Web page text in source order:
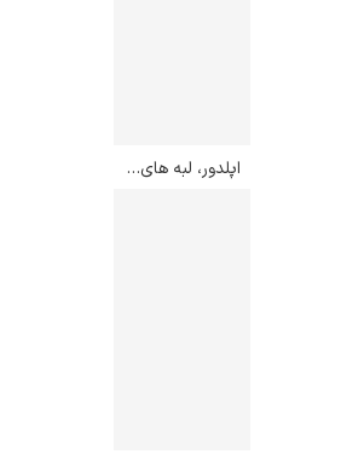
اپلدور، لبه های جنوبی – چایلد هسام